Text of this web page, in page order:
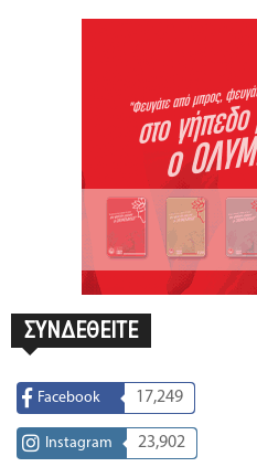
ΣΥΝΔΕΘΕΙΤΕ
Facebook 17,249
Instagram 23,902